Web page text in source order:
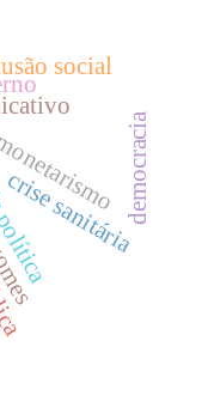
crise sanitáriademocracia
social